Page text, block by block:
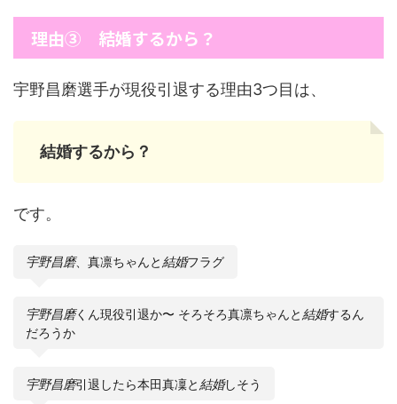
理由③ 結婚するから？
宇野昌磨選手が現役引退する理由3つ目は、
結婚するから？
です。
宇野昌磨、真凛ちゃんと 結婚フラグ
宇野昌磨くん現役引退か〜 そろそろ真凛ちゃんと 結婚するん
だろうか
宇野昌磨引退したら本田真凜と 結婚しそう